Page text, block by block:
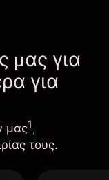
μας για
για
μας1,
τους.